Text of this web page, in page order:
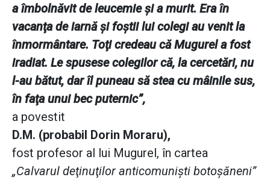
a îmbolnăvit de leucemie şi a murit. Era în
vacanţa de iarnă şi foştii lui colegi au venit la
înmormântare. Toţi credeau că Mugurel a fost
iradiat. Le spusese colegilor că, la cercetări, nu
l-au bătut, dar îl puneau să stea cu mâinile sus,
în faţa unui bec puternic”,
a povestit
D.M. (probabil Dorin Moraru),
fost profesor al lui Mugurel, în cartea
„Calvarul deţinuţilor anticomunişti botoşăneni”